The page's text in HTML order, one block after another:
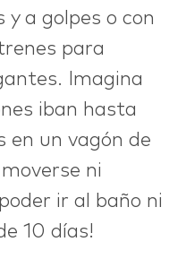
y a golpes o con
para
Imagina
iban hasta
en un vagón de
ni
ir al baño ni
10 días!